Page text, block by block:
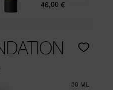
46,00 €
30 ML